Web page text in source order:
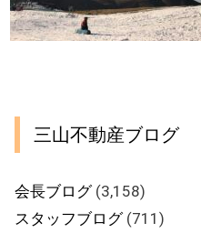
三山不動産ブログ
会長ブログ(3,158)
スタッフブログ(711)